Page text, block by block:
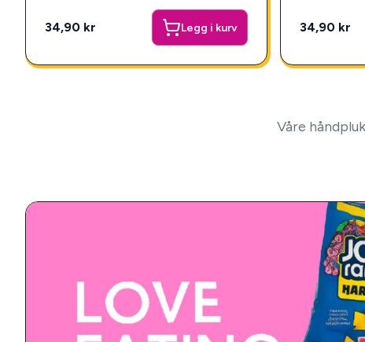
34,90 kr Legg i kurv 34,90 kr
Våre